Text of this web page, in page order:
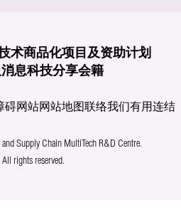
术商品化项目及资助计划
息科技分享会籍
碍网站网站地图联络我们有用连结
Supply Chain MultiTech R&D Centre.
All rights reserved.